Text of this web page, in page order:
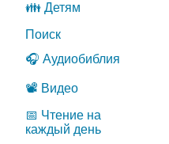
👪 Детям
Поиск
🎧 Аудиобиблия
📽️ Видео
📅 Чтение на
каждый день